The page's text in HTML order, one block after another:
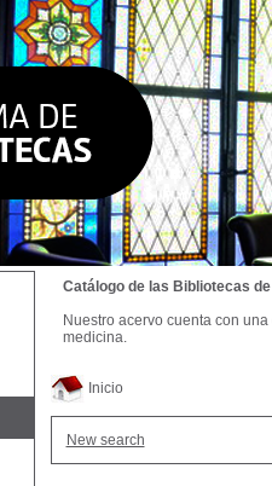
Inicio
New search
Catálogo de las Bibliotecas
Nuestro acervo cuenta con
medicina.